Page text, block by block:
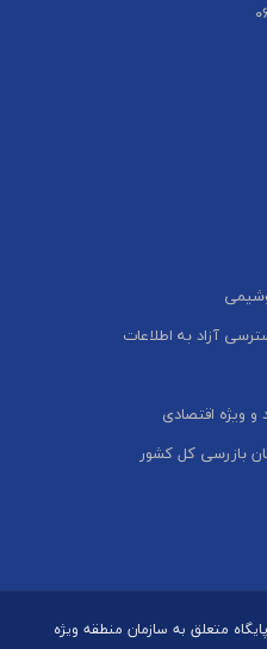
آزاد به اطلاعات
و ویژه اقتصادی
بازرسی کل کشور
متعلق به سازمان منطقه ویژه